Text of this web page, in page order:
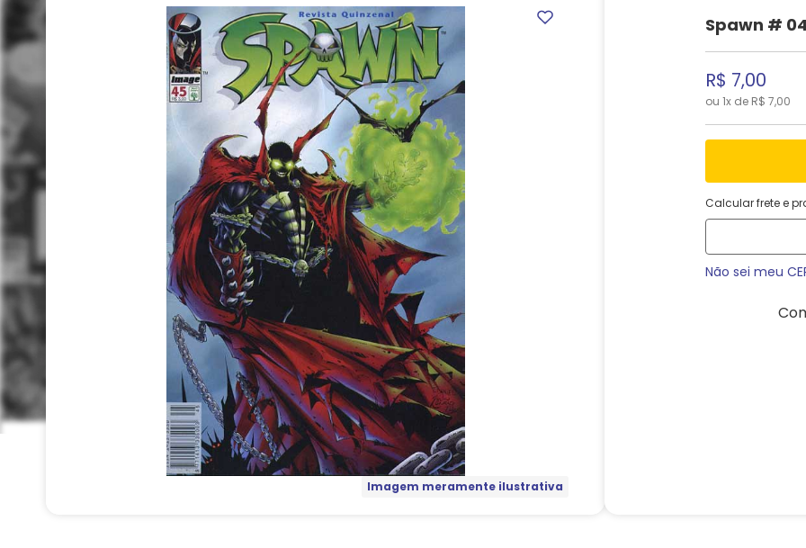
Imagem meramente ilustrativa
Spawn #
R$ 7,00
ou 1x de R$ 7,00
Calcular frete e
Não sei meu